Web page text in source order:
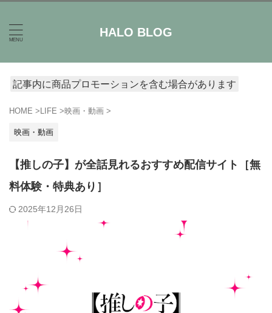
HALO BLOG
記事内に商品プロモーションを含む場合があります
HOME > LIFE >映画・動画 >
映画・動画
【推しの子】が全話見れるおすすめ配信サイト［無
料体験・特典あり］
2025年12月26日